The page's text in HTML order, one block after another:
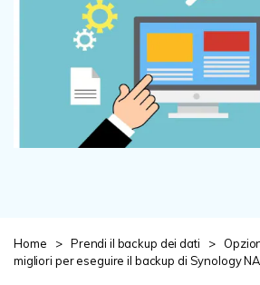
TROVA ALTRE SOLUZIONI
Home > Prendi il backup dei dati >
migliori per eseguire il backup di Synology